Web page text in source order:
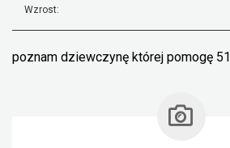
Wzrost:
poznam dziewczynę której pomogę